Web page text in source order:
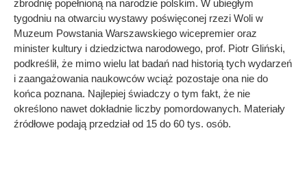
zbrodnię popełnioną na narodzie polskim. W ubiegłym
tygodniu na otwarciu wystawy poświęconej rzezi Woli w
Muzeum Powstania Warszawskiego wicepremier oraz
minister kultury i dziedzictwa narodowego, prof. Piotr Gliński,
podkreślił, że mimo wielu lat badań nad historią tych wydarzeń
i zaangażowania naukowców wciąż pozostaje ona nie do
końca poznana. Najlepiej świadczy o tym fakt, że nie
określono nawet dokładnie liczby pomordowanych. Materiały
źródłowe podają przedział od 15 do 60 tys. osób.